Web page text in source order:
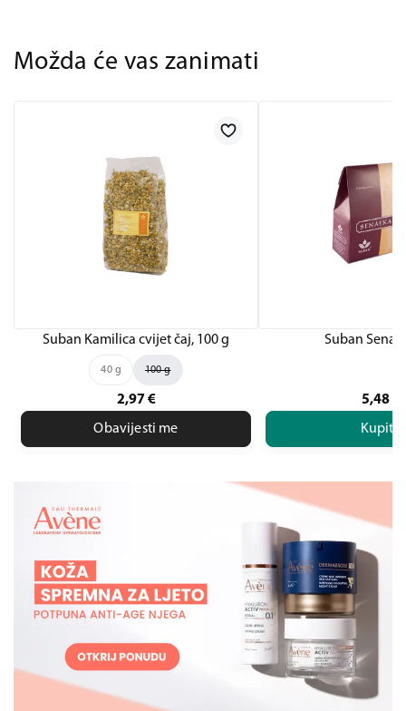
Možda će vas zanimati
Suban Kamilica cvijet čaj, 100 g
40 g 100 g
2,97 €
Obavijesti me
Suban
5,48
Kupite